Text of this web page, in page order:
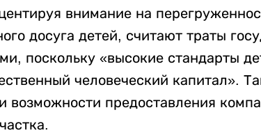
внимание на
досуга детей, считают траты
поскольку «высокие стандарты
человеческий капитал».
возможности предоставления